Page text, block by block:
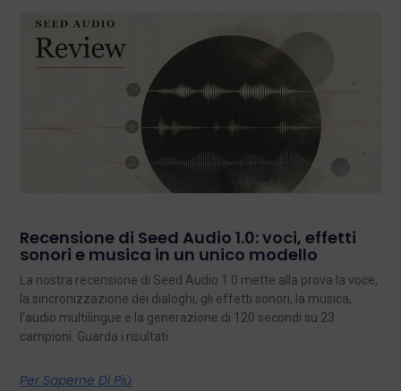
Recensione di Seed Audio 1.0: voci, effetti
sonori e musica in un unico modello
La nostra recensione di Seed Audio 1.0 mette alla prova la voce,
la sincronizzazione dei dialoghi, gli effetti sonori, la musica,
l'audio multilingue e la generazione di 120 secondi su 23
campioni. Guarda i risultati.
Per Saperne Di Più